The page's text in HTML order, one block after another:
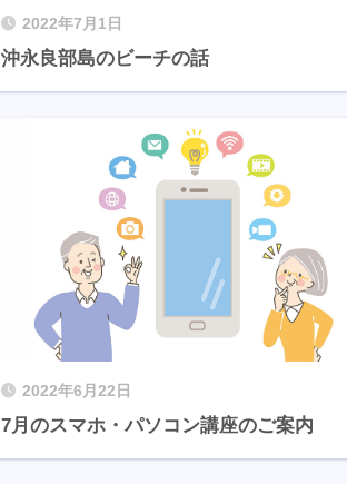
2022年7月1日
沖永良部島のビーチの話
2022年6月22日
7月のスマホ・パソコン講座のご案内